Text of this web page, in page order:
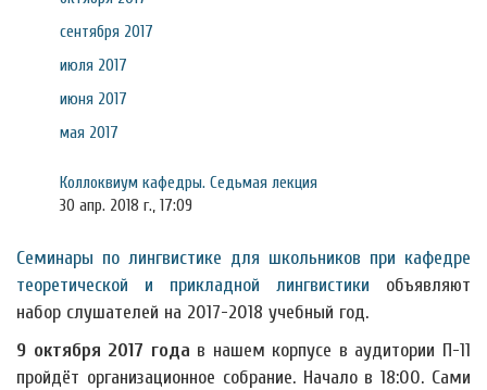
сентября 2017
июля 2017
июня 2017
мая 2017
Коллоквиум кафедры. Седьмая лекция
30 апр. 2018 г., 17:09
Семинары по лингвистике для школьников при кафедре
теоретической и прикладной лингвистики объявляют
набор слушателей на 2017-2018 учебный год.
9 октября 2017 года в нашем корпусе в аудитории П-11
пройдёт организационное собрание. Начало в 18:00. Сами